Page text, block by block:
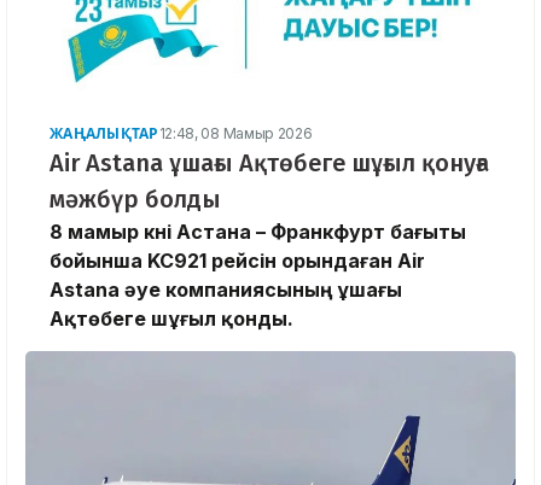
ЖАҢАЛЫҚТАР 12:48, 08 Мамыр 2026
Air Astana ұшағы Ақтөбеге шұғыл қонуға
мәжбүр болды
8 мамыр күні Астана – Франкфурт бағыты
бойынша KC921 рейсін орындаған Air
Astana әуе компаниясының ұшағы
Ақтөбеге шұғыл қонды.